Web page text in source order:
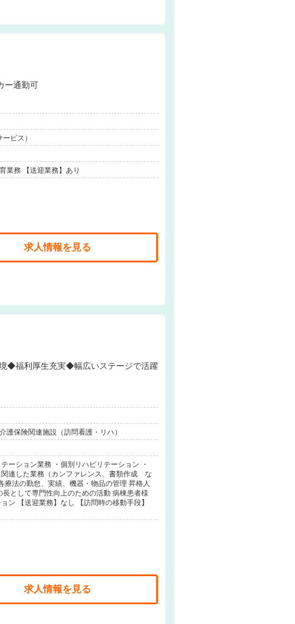
カー通勤可
ビス）
業務 【送迎業務】あり
求人情報を見る
護保険関連施設（訪問看護・リハ）
ーション業務 ・個別リハビリテーション ・
連した業務（カンファレンス、書類作成 な
療法の勤怠、実績、機器・物品の管理 昇格人
として専門性向上のための活動 病棟患者様
ン 【送迎業務】なし 【訪問時の移動手段】
求人情報を見る